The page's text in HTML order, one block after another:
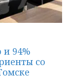
94%
со